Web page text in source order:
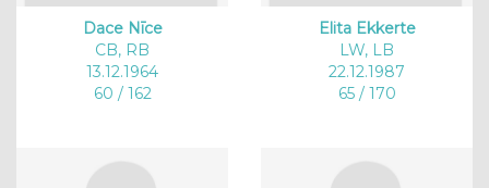
Dace Nīce
CB, RB
13.12.1964
60 / 162
Elita Ekkerte
LW, LB
22.12.1987
65 / 170